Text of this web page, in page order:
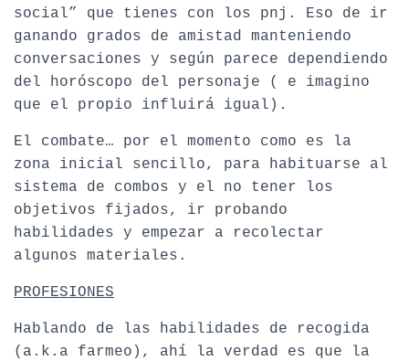
social” que tienes con los pnj. Eso de ir
ganando grados de amistad manteniendo
conversaciones y según parece dependiendo
del horóscopo del personaje ( e imagino
que el propio influirá igual).
El combate… por el momento como es la
zona inicial sencillo, para habituarse al
sistema de combos y el no tener los
objetivos fijados, ir probando
habilidades y empezar a recolectar
algunos materiales.
PROFESIONES
Hablando de las habilidades de recogida
(a.k.a farmeo), ahí la verdad es que la